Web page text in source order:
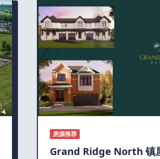
房源推荐
Grand Ridge North 镇